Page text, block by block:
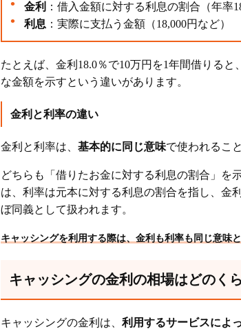
金利 ：借入金額に対する利息の割合（年率
利息 ：実際に支払う金額（18,000円など）
たとえば、金利18.0％で10万円を1年間借りる
な金額を示すという違いがあります。
金利と利率の違い
金利と利率は、 基本的に同じ意味で使われるこ
どちらも「借りたお金に対する利息の割合」を
は、利率は元本に対する利息の割合を指し、金
ぼ同義として扱われます。
キャッシングを利用する際は、金利も利率も同じ意味
キャッシングの金利の相場はどのく
キャッシングの金利は、 利用するサービスによ